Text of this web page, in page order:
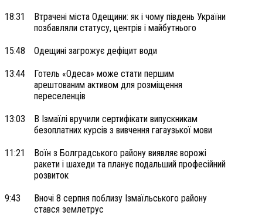
18:31
Втрачені міста Одещини: як і чому південь України
позбавляли статусу, центрів і майбутнього
15:48 Одещині загрожує дефіцит води
13:44
Готель «Одеса» може стати першим
арештованим активом для розміщення
переселенців
13:03
В Ізмаїлі вручили сертифікати випускникам
безоплатних курсів з вивчення гагаузької мови
11:21
Воїн з Болградського району виявляє ворожі
ракети і шахеди та планує подальший професійний
розвиток
9:43
Вночі 8 серпня поблизу Ізмаїльського району
стався землетрус